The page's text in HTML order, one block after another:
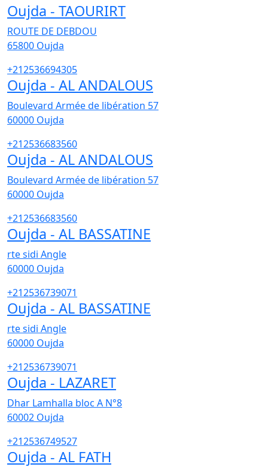
Oujda - TAOURIRT
ROUTE DE DEBDOU
65800 Oujda
+212536694305
Oujda - AL ANDALOUS
Boulevard Armée de libération 57
60000 Oujda
+212536683560
Oujda - AL ANDALOUS
Boulevard Armée de libération 57
60000 Oujda
+212536683560
Oujda - AL BASSATINE
rte sidi Angle
60000 Oujda
+212536739071
Oujda - AL BASSATINE
rte sidi Angle
60000 Oujda
+212536739071
Oujda - LAZARET
Dhar Lamhalla bloc A N°8
60002 Oujda
+212536749527
Oujda - AL FATH